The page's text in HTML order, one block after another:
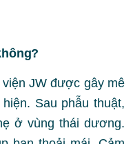
JW được gây mê
Sau phẫu thuật,
ở vùng thái dương.